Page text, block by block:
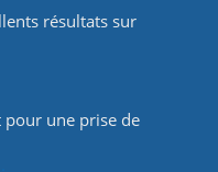
résultats sur
pour une prise de